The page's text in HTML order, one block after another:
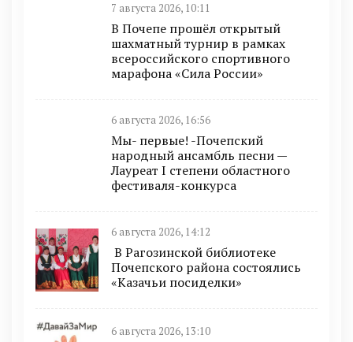
7 августа 2026, 10:11
В Почепе прошёл открытый
шахматный турнир в рамках
всероссийского спортивного
марафона «Сила России»
6 августа 2026, 16:56
Мы- первые! -Почепский
народный ансамбль песни —
Лауреат I степени областного
фестиваля-конкурса
6 августа 2026, 14:12
В Рагозинской библиотеке
Почепского района состоялись
«Казачьи посиделки»
6 августа 2026, 13:10